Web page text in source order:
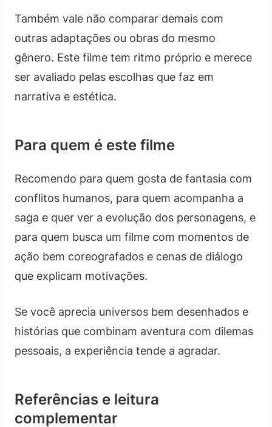
Também vale não comparar demais com
outras adaptações ou obras do mesmo
gênero. Este filme tem ritmo próprio e merece
ser avaliado pelas escolhas que faz em
narrativa e estética.
Para quem é este filme
Recomendo para quem gosta de fantasia com
conflitos humanos, para quem acompanha a
saga e quer ver a evolução dos personagens, e
para quem busca um filme com momentos de
ação bem coreografados e cenas de diálogo
que explicam motivações.
Se você aprecia universos bem desenhados e
histórias que combinam aventura com dilemas
pessoais, a experiência tende a agradar.
Referências e leitura
complementar